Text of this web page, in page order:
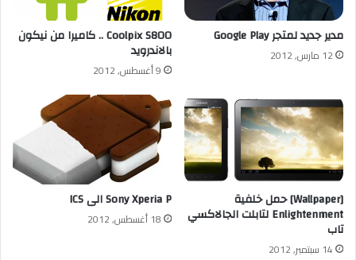
مدير جديد لمتجر Google Play
12 مارس, 2012
Coolpix S800 .. كاميرا من نيكون
بالاندرويد
9 أغسطس, 2012
[Wallpaper] حمل خلفية
Enlightenment لتابلت الجالاكسي
تاب
14 سبتمبر, 2012
Sony Xperia P الى ICS
18 أغسطس, 2012